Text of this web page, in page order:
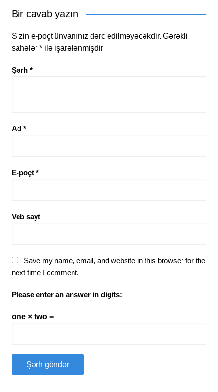
Bir cavab yazın
Sizin e-poçt ünvanınız dərc edilməyəcəkdir. Gərəkli
sahələr *ilə işarələnmişdir
Şərh *
Ad *
E-poçt *
Veb sayt
Save my name, email, and website in this browser for the
next time I comment.
Please enter an answer in digits:
one × two =